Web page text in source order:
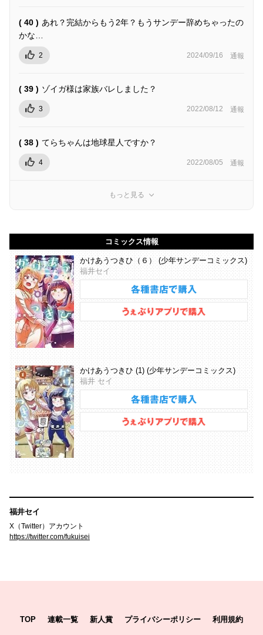
( 40 ) あれ？完結からもう2年？もうサンデー辞めちゃったの
かな…
2 2024/09/16 通報
( 39 ) ゾイガ様は家族バレしました？
3 2022/08/12 通報
( 38 ) てらちゃんは地球星人ですか？
4 2022/08/05 通報
もっと見る
コミックス情報
かけあうつきひ（６） (少年サンデーコミックス)
福井セイ
かけあうつきひ (1) (少年サンデーコミックス)
福井 セイ
福井セイ
X（Twitter）アカウント
https://twitter.com/fukuisei
TOP 連載一覧 新人賞 プライバシーポリシー 利用規約